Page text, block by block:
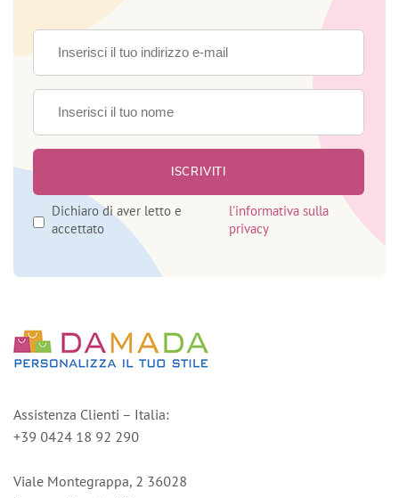
Dichiaro di aver letto e
accettato
l'informativa sulla
privacy
Assistenza Clienti – Italia:
+39 0424 18 92 290
Viale Montegrappa, 2 36028